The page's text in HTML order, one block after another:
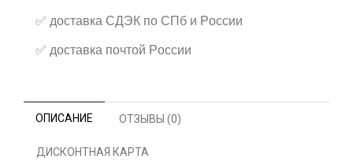
✅ доставка СДЭК по СПб и России
✅ доставка почтой России
ОПИСАНИЕ ОТЗЫВЫ (0)
ДИСКОНТНАЯ КАРТА